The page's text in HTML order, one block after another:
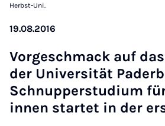
Herbst-Uni.
19.08.2016
Vorgeschmack auf
der Uni­versität
Schnup­per­stu­di­um
innen star­tet in der